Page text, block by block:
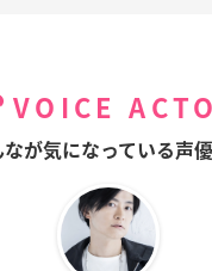
VOICE
なが気になっている声